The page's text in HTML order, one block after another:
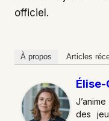
officiel.
À propos Articles
des